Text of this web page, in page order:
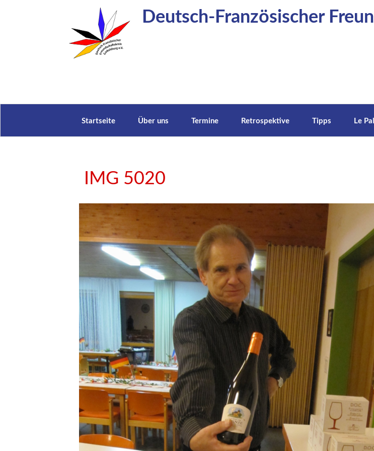
Deutsch-Französischer
Startseite Über uns Termine Retrospektive Tipps Le
IMG 5020